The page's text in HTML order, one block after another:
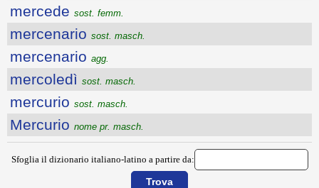
mercede sost. femm.
mercenario sost. masch.
mercenario agg.
mercoledì sost. masch.
mercurio sost. masch.
Mercurio nome pr. masch.
Sfoglia il dizionario italiano-latino a partire da: